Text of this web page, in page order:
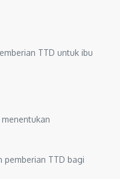
TTD untuk ibu
pemberian TTD bagi